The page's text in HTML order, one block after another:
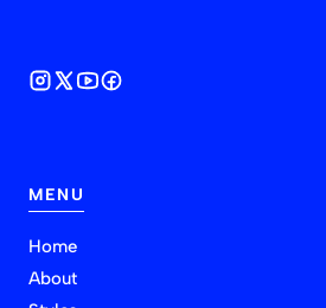
MENU
Home
About